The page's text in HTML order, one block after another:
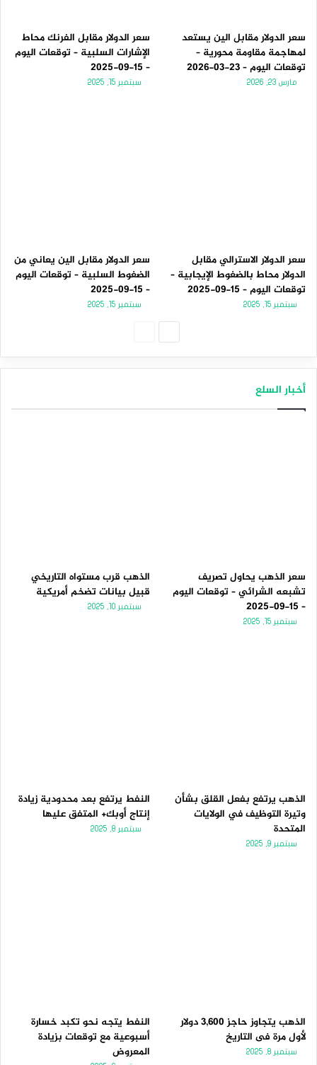
سعر الدولار مقابل الين يستعد
لمهاجمة مقاومة محورية –
توقعات اليوم – 23-03-2026
مارس 23, 2026
سعر الدولار مقابل الفرنك محاط
الإشارات السلبية – توقعات اليوم
– 15-09-2025
سبتمبر 15, 2025
سعر الدولار الاسترالي مقابل
الدولار محاط بالضغوط الإيجابية –
توقعات اليوم – 15-09-2025
سبتمبر 15, 2025
سعر الدولار مقابل الين يعاني من
الضغوط السلبية – توقعات اليوم
– 15-09-2025
سبتمبر 15, 2025
أخبار السلع
سعر الذهب يحاول تصريف
تشبعه الشرائي – توقعات اليوم
– 15-09-2025
سبتمبر 15, 2025
الذهب قرب مستواه التاريخي
قبيل بيانات تضخم أمريكية
سبتمبر 10, 2025
الذهب يرتفع بفعل القلق بشأن
وتيرة التوظيف في الولايات
المتحدة
سبتمبر 9, 2025
النفط يرتفع بعد محدودية زيادة
إنتاج أوبك+ المتفق عليها
سبتمبر 8, 2025
الذهب يتجاوز حاجز 3,600 دولار
لأول مرة فى التاريخ
سبتمبر 8, 2025
النفط يتجه نحو تكبد خسارة
أسبوعية مع توقعات بزيادة
المعروض